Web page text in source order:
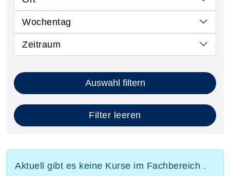
Wochentag
Zeitraum
Auswahl filtern
Filter leeren
Aktuell gibt es keine Kurse im Fachbereich .